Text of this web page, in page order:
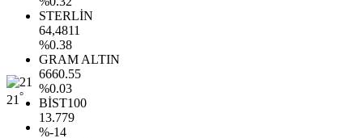
STERLİN
64,4811
%0.38
GRAM ALTIN
6660.55
%0.03
BİST100
13.779
%-14
21 °